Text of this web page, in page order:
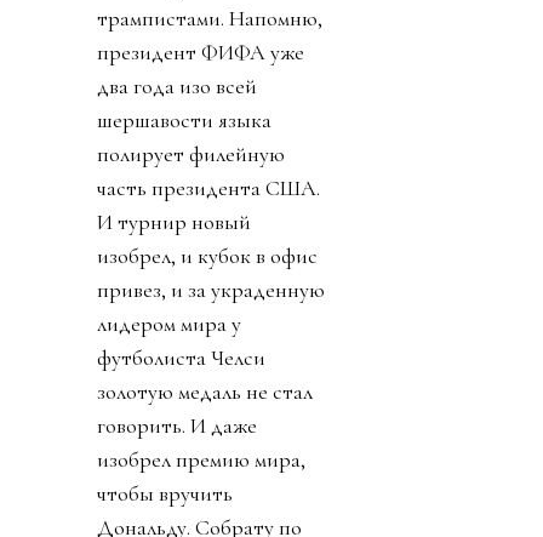
трампистами. Напомню,
президент ФИФА уже
два года изо всей
шершавости языка
полирует филейную
часть президента США.
И турнир новый
изобрел, и кубок в офис
привез, и за украденную
лидером мира у
футболиста Челси
золотую медаль не стал
говорить. И даже
изобрел премию мира,
чтобы вручить
Дональду. Собрату по